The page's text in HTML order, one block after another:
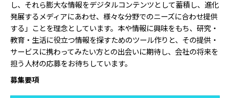
し、それら膨大な情報をデジタルコンテンツとして蓄積し、進化
発展するメディアにあわせ、様々な分野でのニーズに合わせ提供
する」ことを理念としています。本や情報に興味をもち、研究・
教育・生活に役立つ情報を探すためのツール作りと、その提供・
サービスに携わってみたい方との出会いに期待し、会社の将来を
担う人材の応募をお待ちしています。
募集要項